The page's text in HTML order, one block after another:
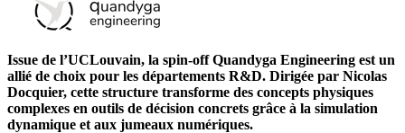
Issue de l’UCLouvain, la spin-off Quandyga Engineering est un
allié de choix pour les départements R&D. Dirigée par Nicolas
Docquier, cette structure transforme des concepts physiques
complexes en outils de décision concrets grâce à la simulation
dynamique et aux jumeaux numériques.